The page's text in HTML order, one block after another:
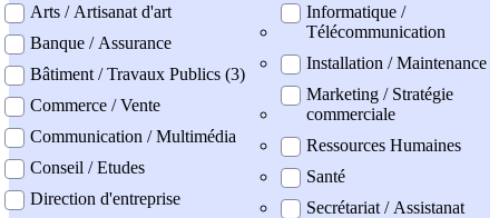
Arts / Artisanat d'art
Banque / Assurance
Bâtiment / Travaux Publics (3)
Commerce / Vente
Communication / Multimédia
Conseil / Etudes
Direction d'entreprise
Informatique /
Télécommunication
Installation / Maintenance
Marketing / Stratégie
commerciale
Ressources Humaines
Santé
Secrétariat / Assistanat